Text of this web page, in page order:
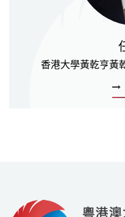
香港大學黃乾亨黃